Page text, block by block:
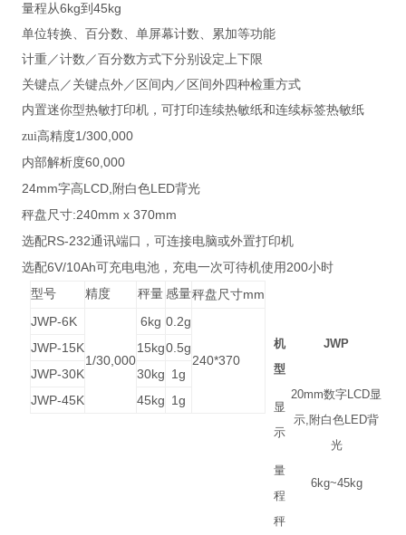
量程从6kg到 45kg
单位转换、百分数、单屏幕计数、累加等功能
计重／计数／百分数方式下分别设定上下限
关键点／关键点外／区间内／区间外四种检重方式
内置迷你型热敏打印机，可打印连续热敏纸和连续标签热敏纸
zui高精度1/300,000
内部解析度60,000
24mm字高LCD, 附白色LED背光
秤盘尺寸:240mm x 370mm
选配RS-232通讯端口，可连接电脑或外置打印机
选配6V/10Ah可充电电池，充电一次可待机使用200小时
型号
精度 秤量 感量秤盘尺寸mm
JWP-6K
1/30,000
6kg 0.2g
240*370
JWP-15K 15kg0.5g
JWP-30K
30kg 1g
JWP-45K
45kg 1g
机
型
JWP
显
示
20mm数字LCD显
示,附白色LED背
光
量
程
6kg~45kg
秤